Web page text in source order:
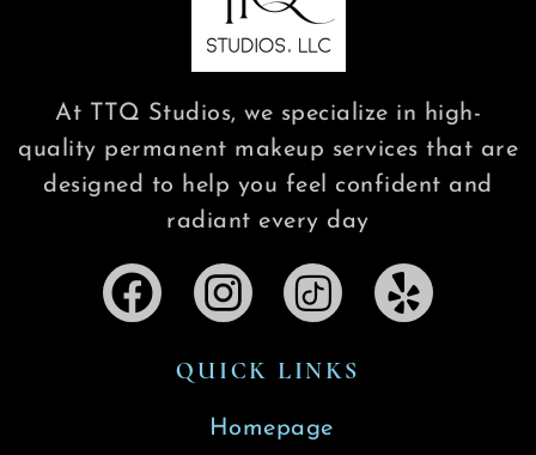
At TTQ Studios, we specialize in high-
quality permanent makeup services that are
designed to help you feel confident and
radiant every day
QUICK LINKS
Homepage